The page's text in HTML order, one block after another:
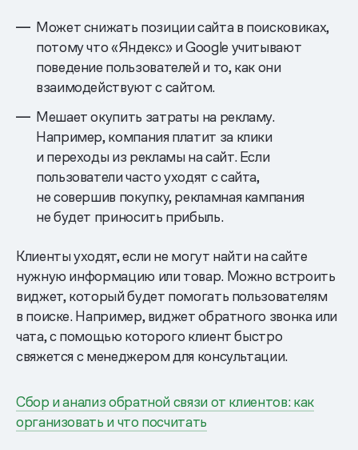
Может снижать позиции сайта в поисковиках,
потому что «Яндекс» и Google учитывают
поведение пользователей и то, как они
взаимодействуют с сайтом.
Мешает окупить затраты на рекламу.
Например, компания платит за клики
и переходы из рекламы на сайт. Если
пользователи часто уходят с сайта,
не совершив покупку, рекламная кампания
не будет приносить прибыль.
Клиенты уходят, если не могут найти на сайте
нужную информацию или товар. Можно встроить
виджет, который будет помогать пользователям
в поиске. Например, виджет обратного звонка или
чата, с помощью которого клиент быстро
свяжется с менеджером для консультации.
Сбор и анализ обратной связи от клиентов: как
организовать и что посчитать